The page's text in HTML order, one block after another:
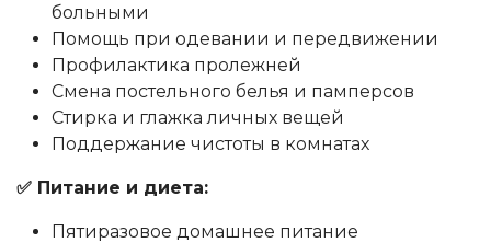
больными
Помощь при одевании и передвижении
Профилактика пролежней
Смена постельного белья и памперсов
Стирка и глажка личных вещей
Поддержание чистоты в комнатах
✅ Питание и диета:
Пятиразовое домашнее питание